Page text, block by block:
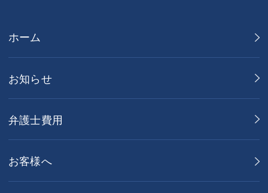
ホーム
お知らせ
弁護士費用
お客様へ